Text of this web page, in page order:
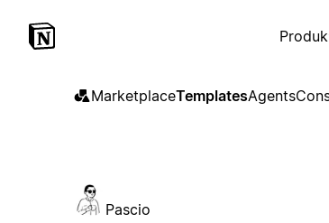
Produk
MarketplaceTemplatesAgents
Pascio